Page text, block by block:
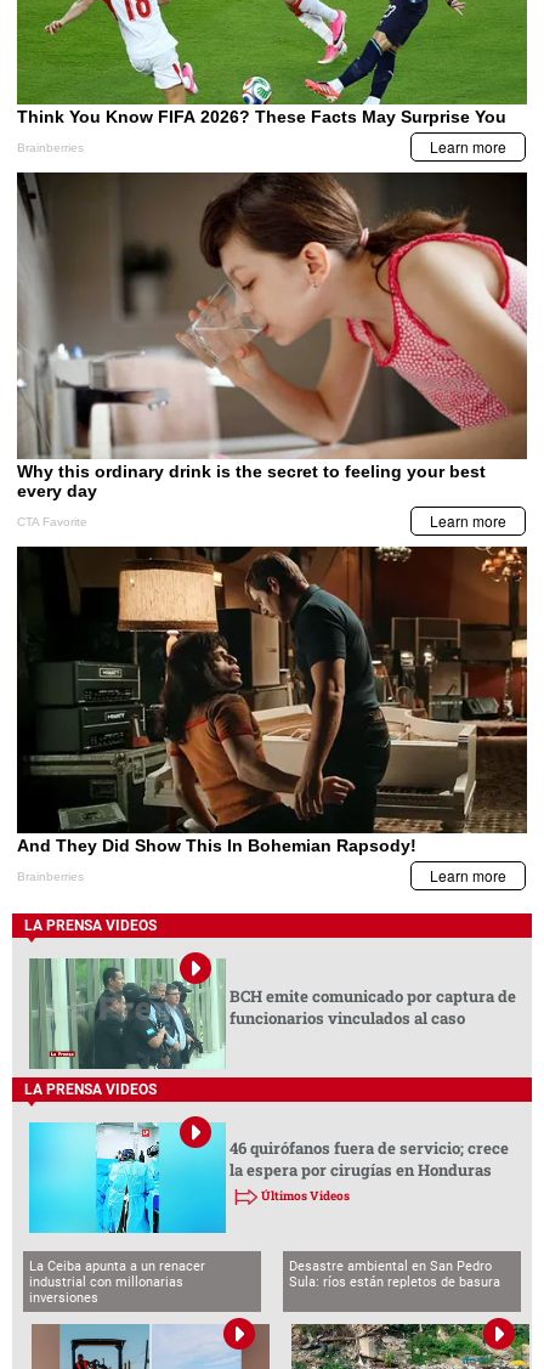
LA PRENSA VIDEOS
BCH emite comunicado por captura de
funcionarios vinculados al caso
LA PRENSA VIDEOS
46 quirófanos fuera de servicio; crece
la espera por cirugías en Honduras
Últimos Videos
La Ceiba apunta a un renacer
industrial con millonarias
inversiones
Desastre ambiental en San Pedro
Sula: ríos están repletos de basura